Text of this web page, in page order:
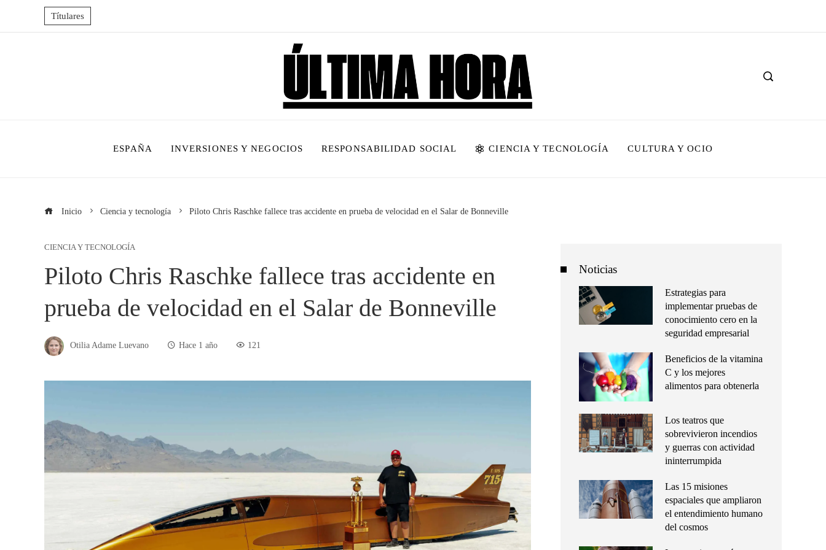
Títulares
ESPAÑA INVERSIONES Y NEGOCIOS RESPONSABILIDAD SOCIAL CIENCIA Y TECNOLOGÍA CULTURA Y OCIO
Inicio Ciencia y tecnología Piloto Chris Raschke fallece tras accidente en prueba de velocidad en el Salar de Bonneville
CIENCIA Y TECNOLOGÍA
Piloto Chris Raschke fallece tras accidente en
prueba de velocidad en el Salar de Bonneville
Otilia Adame Luevano Hace 1 año 121
Noticias
Estrategias para
implementar pruebas de
conocimiento cero en la
seguridad empresarial
Beneficios de la vitamina
C y los mejores
alimentos para obtenerla
Los teatros que
sobrevivieron incendios
y guerras con actividad
ininterrumpida
Las 15 misiones
espaciales que ampliaron
el entendimiento humano
del cosmos